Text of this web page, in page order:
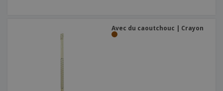
Avec du caoutchouc | Crayon